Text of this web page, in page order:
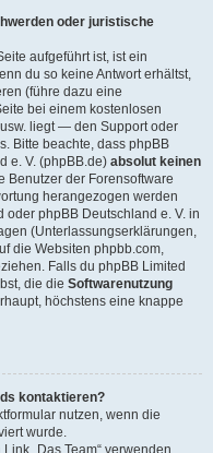
oder juristische
aufgeführt ist, ist ein
du so keine Antwort erhältst,
(führe dazu eine
bei einem kostenlosen
liegt — den Support oder
Bitte beachte, dass phpBB
e. V. (phpBB.de) absolut keinen
Benutzer der Forensoftware
herangezogen werden
oder phpBB Deutschland e. V. in
(Unterlassungserklärungen,
die Websiten phpbb.com,
Falls du phpBB Limited
die die Softwarenutzung
höchstens eine knappe
kontaktieren?
nutzen, wenn die
wurde.
„Das Team“ verwenden.